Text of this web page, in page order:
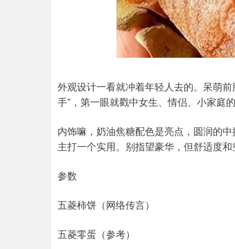
外观设计一看就冲着年轻人去的。呆萌
手”，第一眼就戳中女生、情侣、小家庭
内饰嘛，奶油焦糖配色是亮点，圆润的
主打一个实用。别指望豪华，但舒适度和
参数
五菱柿饼（网络传言）
五菱零蛋（参考）